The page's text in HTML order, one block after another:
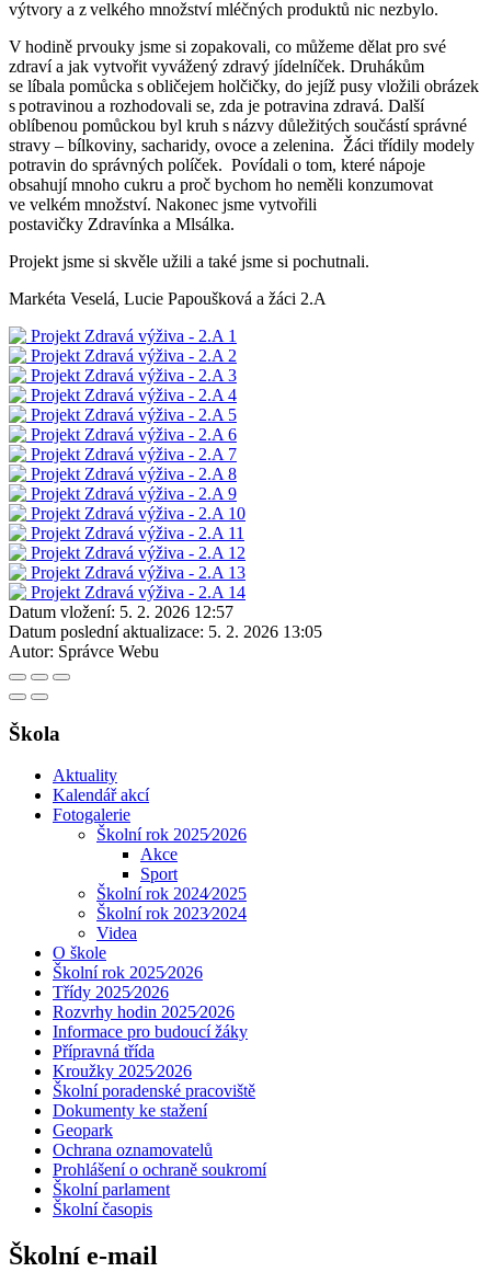
výtvory a z velkého množství mléčných produktů nic nezbylo.
V hodině prvouky jsme si zopakovali, co můžeme dělat pro své
zdraví a jak vytvořit vyvážený zdravý jídelníček. Druhákům
se líbala pomůcka s obličejem holčičky, do jejíž pusy vložili obrázek
s potravinou a rozhodovali se, zda je potravina zdravá. Další
oblíbenou pomůckou byl kruh s názvy důležitých součástí správné
stravy – bílkoviny, sacharidy, ovoce a zelenina. Žáci třídily modely
potravin do správných políček. Povídali o tom, které nápoje
obsahují mnoho cukru a proč bychom ho neměli konzumovat
ve velkém množství. Nakonec jsme vytvořili
postavičky Zdravínka a Mlsálka.
Projekt jsme si skvěle užili a také jsme si pochutnali.
Markéta Veselá, Lucie Papoušková a žáci 2.A
Datum vložení: 5. 2. 2026 12:57
Datum poslední aktualizace: 5. 2. 2026 13:05
Autor: Správce Webu
Škola
Aktuality
Kalendář akcí
Fotogalerie
Školní rok 2025⁄2026
Akce
Sport
Školní rok 2024⁄2025
Školní rok 2023⁄2024
Videa
O škole
Školní rok 2025⁄2026
Třídy 2025⁄2026
Rozvrhy hodin 2025⁄2026
Informace pro budoucí žáky
Přípravná třída
Kroužky 2025⁄2026
Školní poradenské pracoviště
Dokumenty ke stažení
Geopark
Ochrana oznamovatelů
Prohlášení o ochraně soukromí
Školní parlament
Školní časopis
Školní e-mail